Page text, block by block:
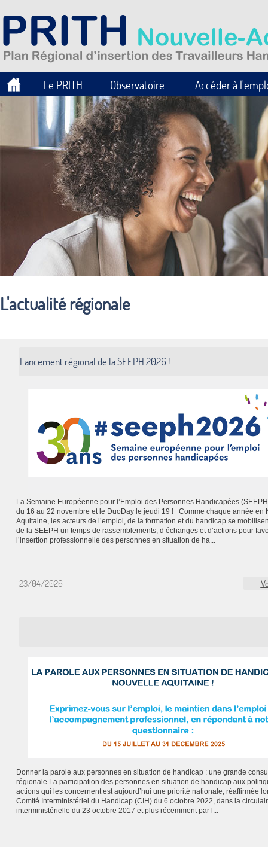
Le PRITH Observatoire Accéder à
L'actualité régionale
Lancement régional de la SEEPH 2026 !
La Semaine Européenne pour l’Emploi des Personnes Handicapées
du 16 au 22 novembre et le DuoDay le jeudi 19 ! Comme chaque année en
Aquitaine, les acteurs de l’emploi, de la formation et du handicap se
de la SEEPH un temps de rassemblements, d’échanges et d’actions pour
l’insertion professionnelle des personnes en situation de ha...
23/04/2026
Donner la parole aux personnes en situation de handicap : une grande
régionale La participation des personnes en situation de handicap aux
actions qui les concernent est aujourd’hui une priorité nationale, réaffirmée
Comité Interministériel du Handicap (CIH) du 6 octobre 2022, dans la
interministérielle du 23 octobre 2017 et plus récemment par l...